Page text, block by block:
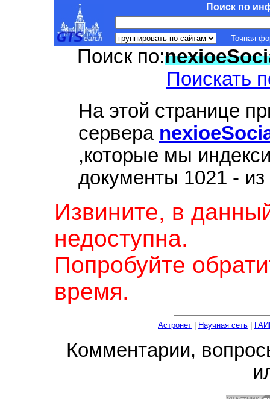
Поиск по
Точная
Поиск по:
Поискать
На этой странице
сервера
,которые мы
документы 1021 - из
Извините, в
недоступна.
Попробуйте
время.
Астронет Научная сеть
Комментарии,